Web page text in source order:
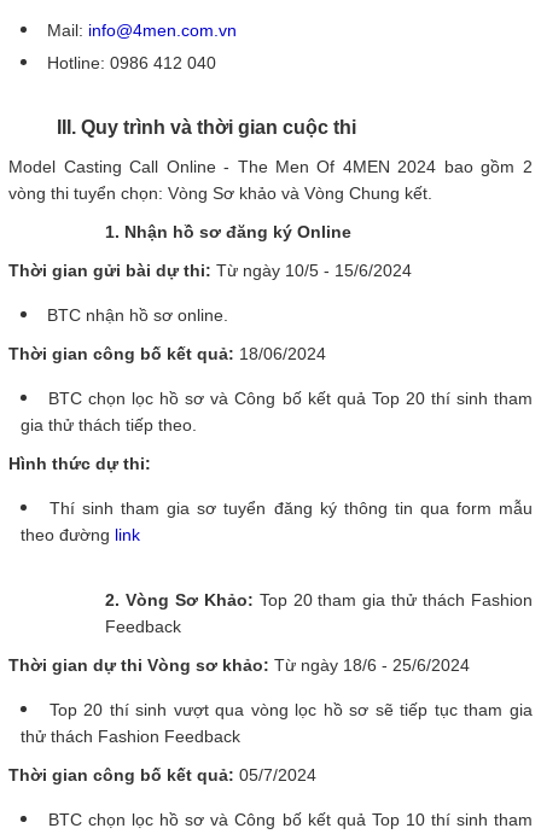
Mail: info@4men.com.vn
Hotline: 0986 412 040
III. Quy trình và thời gian cuộc thi
Model Casting Call Online - The Men Of 4MEN 2024 bao gồm 2
vòng thi tuyển chọn: Vòng Sơ khảo và Vòng Chung kết.
1. Nhận hồ sơ đăng ký Online
Thời gian gửi bài dự thi:Từ ngày 10/5 - 15/6/2024
BTC nhận hồ sơ online.
Thời gian công bố kết quả: 18/06/2024
BTC chọn lọc hồ sơ và Công bố kết quả Top 20 thí sinh tham
gia thử thách tiếp theo.
Hình thức dự thi:
Thí sinh tham gia sơ tuyển đăng ký thông tin qua form mẫu
theo đường link
2. Vòng Sơ Khảo: Top 20 tham gia thử thách Fashion
Feedback
Thời gian dự thi Vòng sơ khảo:Từ ngày 18/6 - 25/6/2024
Top 20 thí sinh vượt qua vòng lọc hồ sơ sẽ tiếp tục tham gia
thử thách Fashion Feedback
Thời gian công bố kết quả: 05/7/2024
BTC chọn lọc hồ sơ và Công bố kết quả Top 10 thí sinh tham